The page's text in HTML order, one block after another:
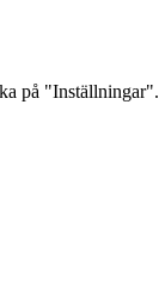
på "Inställningar".